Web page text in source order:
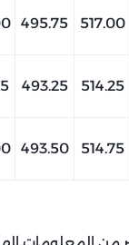
517.00
495.75
514.25
493.25
514.75
493.50